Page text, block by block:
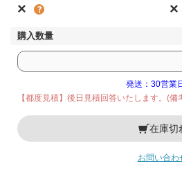
× ×
発送：30営業
【都度見積】後日見積回答いたします。(
在庫切
お問い合わ